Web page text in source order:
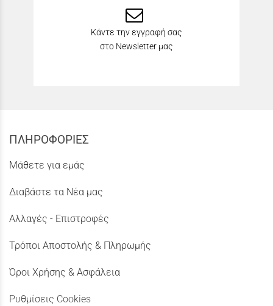
Κάντε την εγγραφή σας
στο Newsletter μας
ΠΛΗΡΟΦΟΡΙΕΣ
Μάθετε για εμάς
Διαβάστε τα Νέα μας
Αλλαγές - Επιστροφές
Τρόποι Αποστολής & Πληρωμής
Όροι Χρήσης & Ασφάλεια
Ρυθμίσεις Cookies